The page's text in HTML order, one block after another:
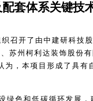
套体系关键技
召开了由中建研科技
苏州柯利达装饰股份
，本项目形成了具
绿色和低碳循环发展